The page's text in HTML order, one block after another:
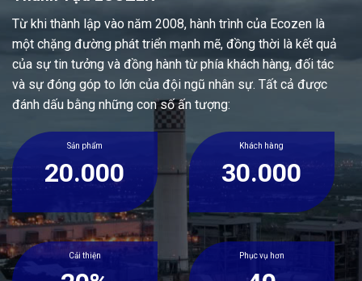
một chặng đường phát triển mạnh mẽ, đồng thời là kết quả
của sự tin tưởng và đồng hành từ phía khách hàng, đối tác
và sự đóng góp to lớn của đội ngũ nhân sự. Tất cả được
đánh dấu bằng những con số ấn tượng:
Sản phẩm
20.000 30.000
Cải thiện
20%
Phục vụ hơn
40